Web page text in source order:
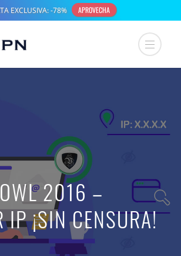
2016 –
IP ¡SIN CENSURA!